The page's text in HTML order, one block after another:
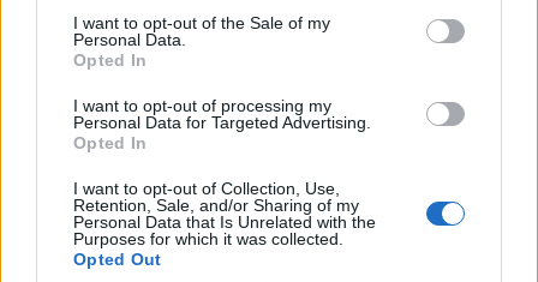
I want to opt-out of the Sale of my
Personal Data.
Opted In
I want to opt-out of processing my
Personal Data for Targeted Advertising.
Opted In
I want to opt-out of Collection, Use,
Retention, Sale, and/or Sharing of my
Personal Data that Is Unrelated with the
Purposes for which it was collected.
Opted Out
Verão
Lisboa: quando o
crescimento não é
PUBLICIDADE